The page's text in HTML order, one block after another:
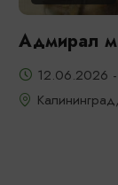
Адмирал
12.06.2026